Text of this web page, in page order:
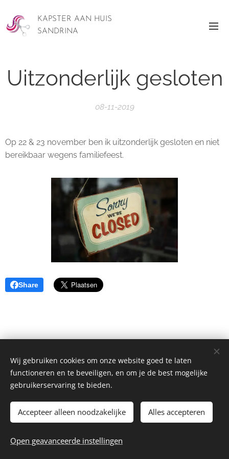
KAPSTER AAN HUIS
SANDRINA
Uitzonderlijk gesloten
08-11-2019
Op 22 & 23 november ben ik uitzonderlijk gesloten en niet
bereikbaar wegens familiefeest.
Share
© 2026 Sandrina Hayen
Website bydry.media
Wij gebruiken cookies om onze website goed te laten
functioneren en te beveiligen, en om je de best mogelijke
gebruikerservaring te bieden.
Accepteer alleen noodzakelijke Alles accepteren
Open geavanceerde instellingen